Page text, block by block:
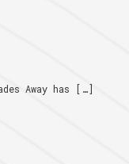
Away has […]